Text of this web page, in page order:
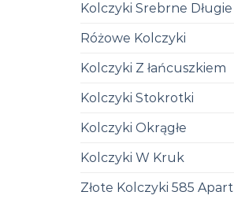
Kolczyki Srebrne Długie
Różowe Kolczyki
Kolczyki Z łańcuszkiem
Kolczyki Stokrotki
Kolczyki Okrągłe
Kolczyki W Kruk
Złote Kolczyki 585 Apart